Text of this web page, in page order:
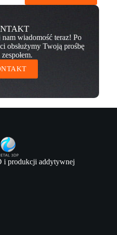
wiadomość teraz! Po
obsłużymy Twoją prośbę
zespołem.
i produkcji addytywnej